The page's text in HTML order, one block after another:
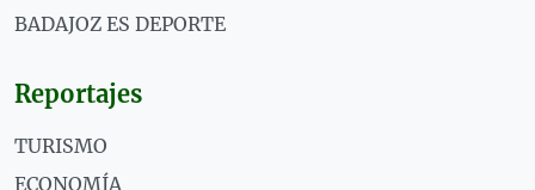
BADAJOZ ES DEPORTE
Reportajes
TURISMO
ECONOMÍA